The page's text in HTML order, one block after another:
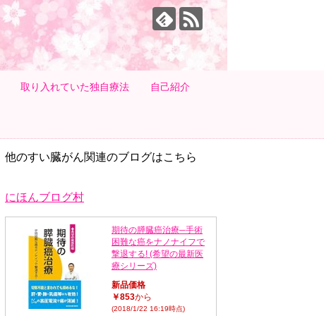
取り入れていた独自療法 自己紹介
他のすい臓がん関連のブログはこちら
にほんブログ村
期待の膵臓癌治療─手術
困難な癌をナノナイフで
撃退する! (希望の最新医
療シリーズ)
新品価格
￥853から
(2018/1/22 16:19時点)